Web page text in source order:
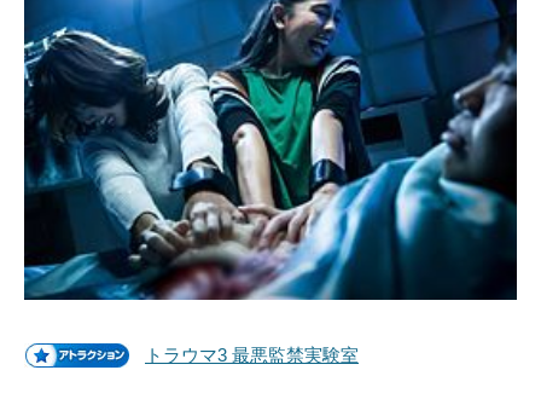
トラウマ3 最悪監禁実験室